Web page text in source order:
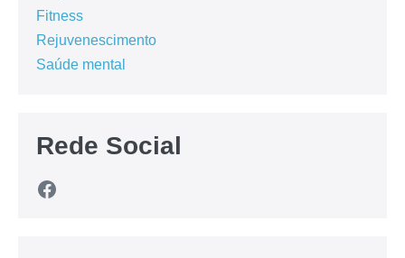
Fitness
Rejuvenescimento
Saúde mental
Rede Social
Facebook